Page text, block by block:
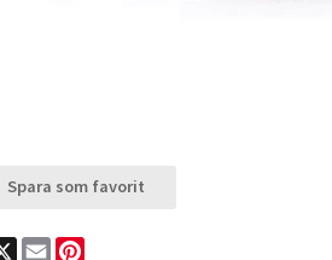
Spara som favorit
X Email